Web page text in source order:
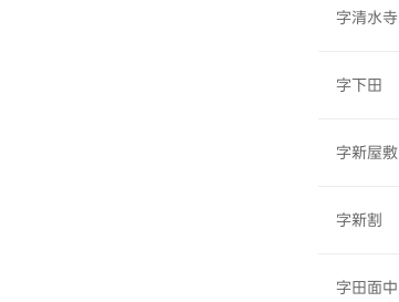
字清水寺
字下田
字新屋敷
字新割
字田面中